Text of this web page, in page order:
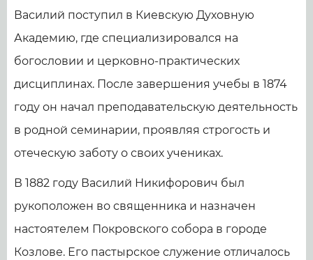
Василий поступил в Киевскую Духовную
Академию, где специализировался на
богословии и церковно-практических
дисциплинах. После завершения учебы в 1874
году он начал преподавательскую деятельность
в родной семинарии, проявляя строгость и
отеческую заботу о своих учениках.
В 1882 году Василий Никифорович был
рукоположен во священника и назначен
настоятелем Покровского собора в городе
Козлове. Его пастырское служение отличалось